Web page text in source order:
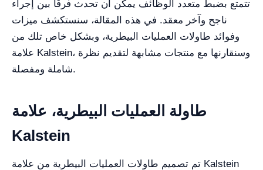
تتمتع بضبط متعدد الوظائف يمكن أن تحدث فرقًا بين إجراء
ناجح وآخر معقد. في هذه المقالة، سنستكشف ميزات
وفوائد طاولات العمليات البيطرية، وبشكل خاص تلك من
علامة Kalstein، وسنقارنها مع منتجات مشابهة لتقديم نظرة
شاملة ومفصلة.
طاولة العمليات البيطرية، علامة
Kalstein
تم تصميم طاولات العمليات البيطرية من علامة Kalstein